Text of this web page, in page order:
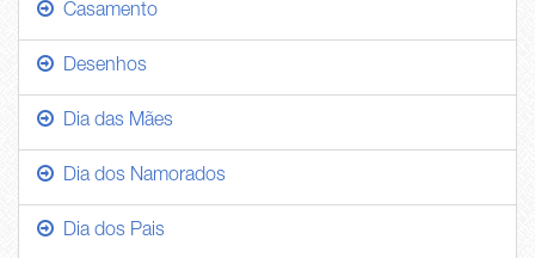
Casamento
Desenhos
Dia das Mães
Dia dos Namorados
Dia dos Pais